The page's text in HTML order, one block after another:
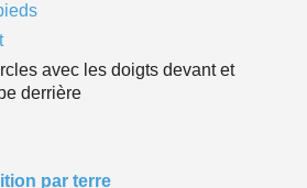
avec les doigts devant et
derrière
par terre